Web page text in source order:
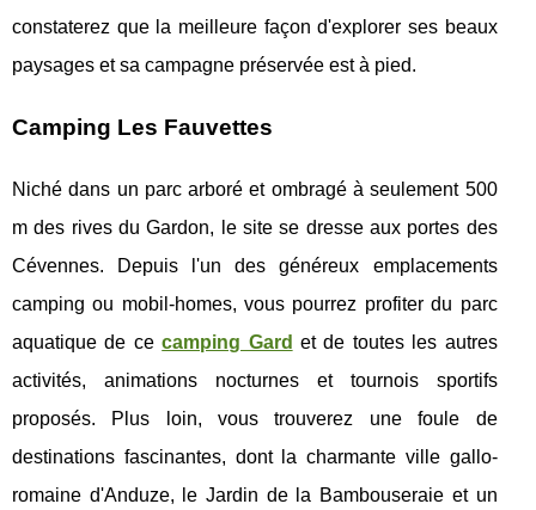
constaterez que la meilleure façon d'explorer ses beaux
paysages et sa campagne préservée est à pied.
Camping Les Fauvettes
Niché dans un parc arboré et ombragé à seulement 500
m des rives du Gardon, le site se dresse aux portes des
Cévennes. Depuis l'un des généreux emplacements
camping ou mobil-homes, vous pourrez profiter du parc
aquatique de cecamping Gard et de toutes les autres
activités, animations nocturnes et tournois sportifs
proposés. Plus loin, vous trouverez une foule de
destinations fascinantes, dont la charmante ville gallo-
romaine d'Anduze, le Jardin de la Bambouseraie et un